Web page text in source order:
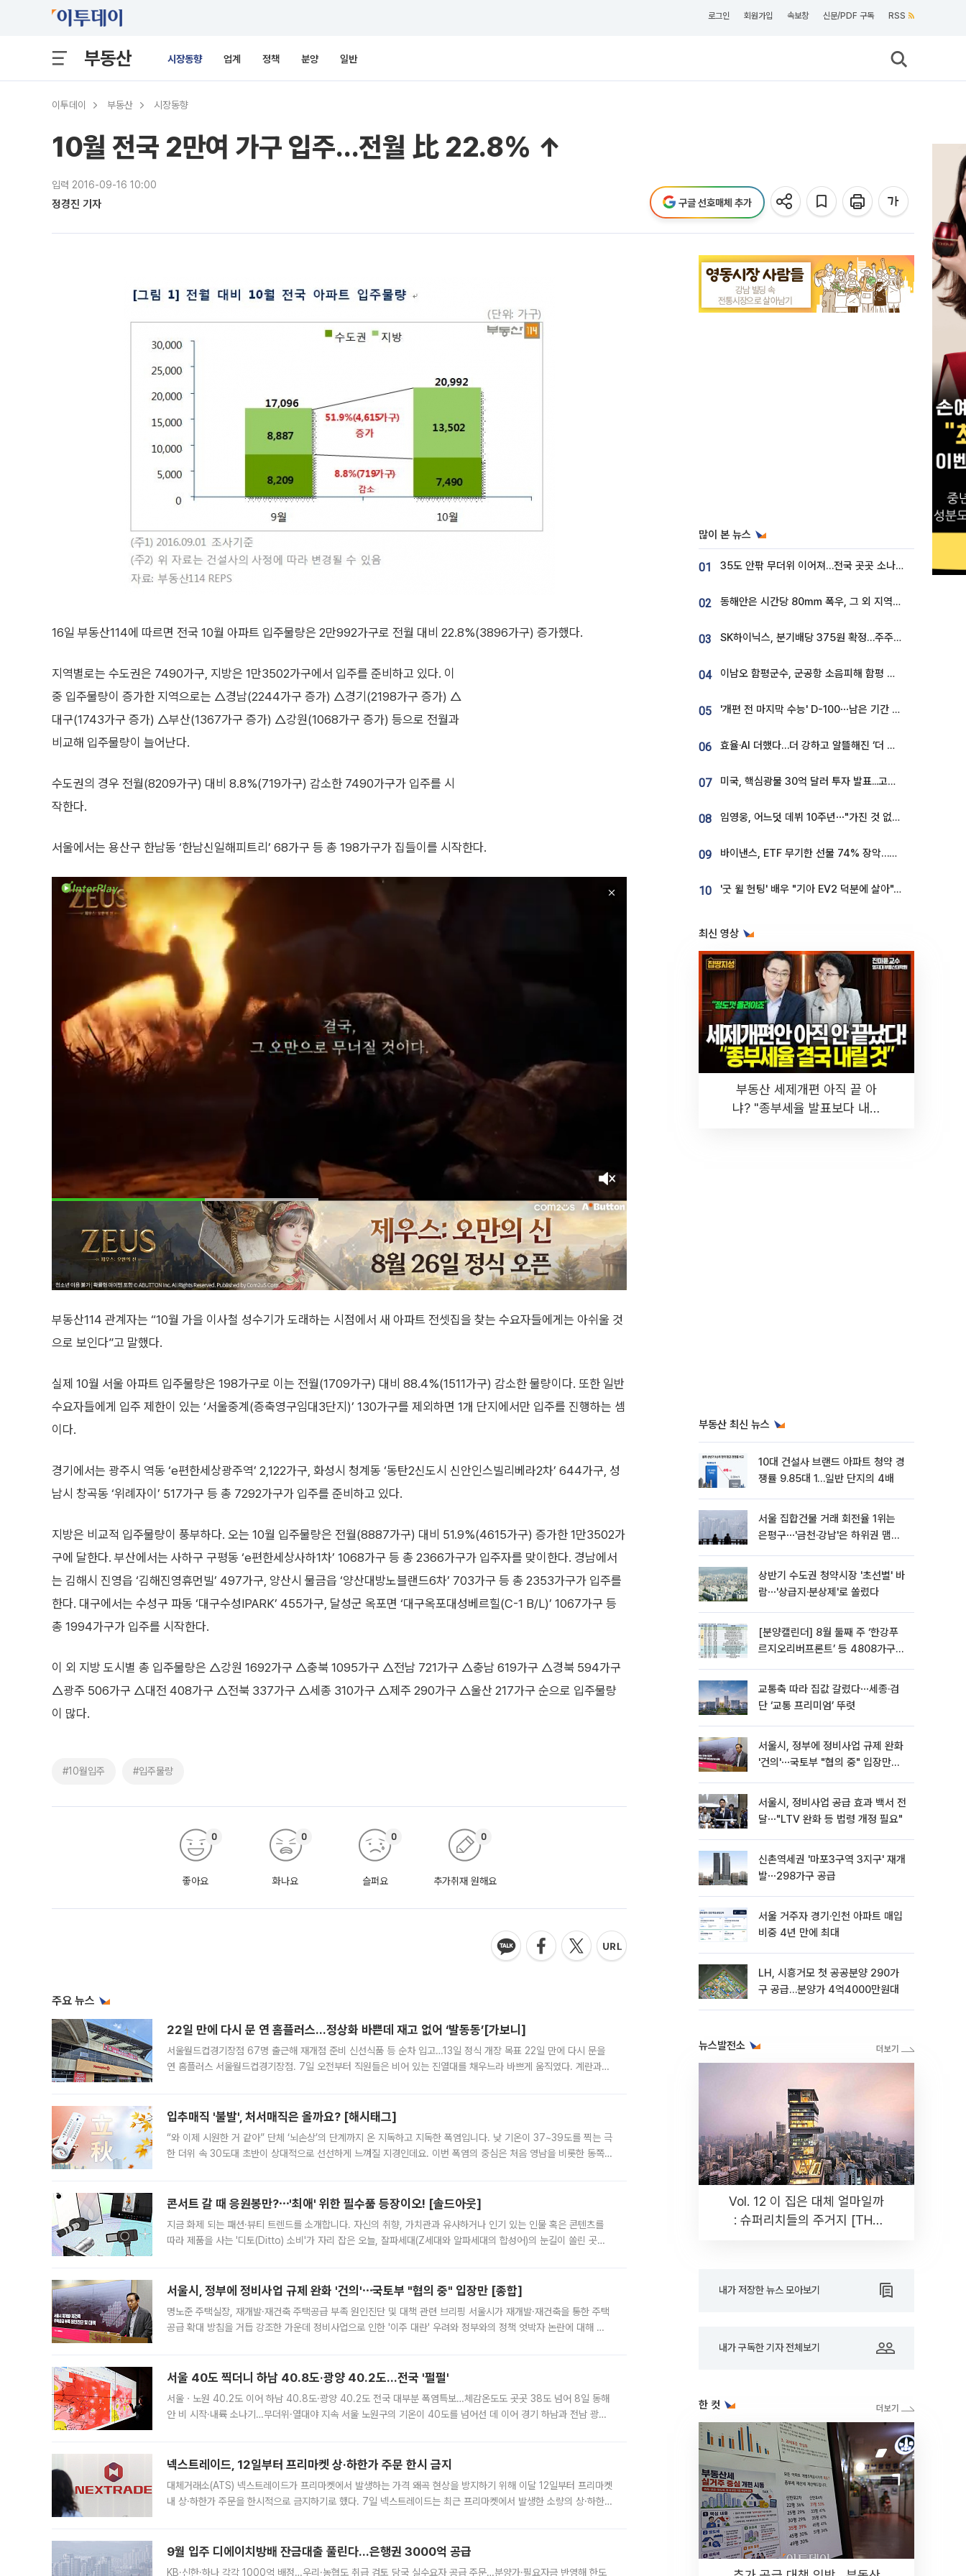
로그인 회원가입 속보창 신문/PDF 구독 RSS
부동산 시장동향 업계 정책 분양 일반
이투데이 부동산 시장동향
10월 전국 2만여 가구 입주…전월 比 22.8% ↑
입력 2016-09-16 10:00
정경진 기자 구글 선호매체 추가
16일 부동산114에 따르면 전국 10월 아파트 입주물량은 2만992가구로 전월 대비 22.8%(3896가구) 증가했다.
지역별로는 수도권은 7490가구, 지방은 1만3502가구에서 입주를 준비하고 있다. 이
중 입주물량이 증가한 지역으로는 △경남(2244가구 증가) △경기(2198가구 증가) △
대구(1743가구 증가) △부산(1367가구 증가) △강원(1068가구 증가) 등으로 전월과
비교해 입주물량이 늘어난다.
수도권의 경우 전월(8209가구) 대비 8.8%(719가구) 감소한 7490가구가 입주를 시
작한다.
서울에서는 용산구 한남동 ‘한남신일해피트리’ 68가구 등 총 198가구가 집들이를 시작한다.
부동산114 관계자는 “10월 가을 이사철 성수기가 도래하는 시점에서 새 아파트 전셋집을 찾는 수요자들에게는 아쉬울 것
으로 보인다”고 말했다.
실제 10월 서울 아파트 입주물량은 198가구로 이는 전월(1709가구) 대비 88.4%(1511가구) 감소한 물량이다. 또한 일반
수요자들에게 입주 제한이 있는 ‘서울중계(증축영구임대3단지)’ 130가구를 제외하면 1개 단지에서만 입주를 진행하는 셈
이다.
경기에서는 광주시 역동 ‘e편한세상광주역’ 2,122가구, 화성시 청계동 ‘동탄2신도시 신안인스빌리베라2차’ 644가구, 성
남시 창곡동 ‘위례자이’ 517가구 등 총 7292가구가 입주를 준비하고 있다.
지방은 비교적 입주물량이 풍부하다. 오는 10월 입주물량은 전월(8887가구) 대비 51.9%(4615가구) 증가한 1만3502가
구에 달한다. 부산에서는 사하구 구평동 ‘e편한세상사하1차’ 1068가구 등 총 2366가구가 입주자를 맞이한다. 경남에서
는 김해시 진영읍 ‘김해진영휴먼빌’ 497가구, 양산시 물금읍 ‘양산대방노블랜드6차’ 703가구 등 총 2353가구가 입주를
한다. 대구에서는 수성구 파동 ‘대구수성IPARK’ 455가구, 달성군 옥포면 ‘대구옥포대성베르힐(C-1 B/L)’ 1067가구 등
총 1994가구가 입주를 시작한다.
이 외 지방 도시별 총 입주물량은 △강원 1692가구 △충북 1095가구 △전남 721가구 △충남 619가구 △경북 594가구
△광주 506가구 △대전 408가구 △전북 337가구 △세종 310가구 △제주 290가구 △울산 217가구 순으로 입주물량
이 많다.
#10월입주 #입주물량
좋아요
0
화나요
0
슬퍼요
0
추가취재 원해요
0
주요 뉴스
22일 만에 다시 문 연 홈플러스…정상화 바쁜데 재고 없어 ‘발동동’[가보니]
서울월드컵경기장점 67명 출근해 재개점 준비 신선식품 등 순차 입고…13일 정식 개장 목표 22일 만에 다시 문을
연 홈플러스 서울월드컵경기장점. 7일 오전부터 직원들은 비어 있는 진열대를 채우느라 바쁘게 움직였다. 계란과
입추매직 '불발', 처서매직은 올까요? [해시태그]
“와 이제 시원한 거 같아” 단체 ‘뇌손상’의 단계까지 온 지독하고 지독한 폭염입니다. 낮 기온이 37~39도를 찍는 극
한 더위 속 30도대 초반이 상대적으로 선선하게 느껴질 지경인데요. 이번 폭염의 중심은 처음 영남을 비롯한 동쪽
콘서트 갈 때 응원봉만?⋯'최애' 위한 필수품 등장이오! [솔드아웃]
지금 화제 되는 패션·뷰티 트렌드를 소개합니다. 자신의 취향, 가치관과 유사하거나 인기 있는 인물 혹은 콘텐츠를
따라 제품을 사는 '디토(Ditto) 소비'가 자리 잡은 오늘, 잘파세대(Z세대와 알파세대의 합성어)의 눈길이 쏠린 곳은
서울시, 정부에 정비사업 규제 완화 '건의'⋯국토부 "협의 중" 입장만 [종합]
명노준 주택실장, 재개발·재건축 주택공급 부족 원인진단 및 대책 관련 브리핑 서울시가 재개발·재건축을 통한 주택
공급 확대 방침을 거듭 강조한 가운데 정비사업으로 인한 '이주 대란' 우려와 정부와의 정책 엇박자 논란에 대해 정
서울 40도 찍더니 하남 40.8도·광양 40.2도…전국 '펄펄'
서울ㆍ노원 40.2도 이어 하남 40.8도·광양 40.2도 전국 대부분 폭염특보…체감온도도 곳곳 38도 넘어 8일 동해
안 비 시작·내륙 소나기…무더위·열대야 지속 서울 노원구의 기온이 40도를 넘어선 데 이어 경기 하남과 전남 광양
넥스트레이드, 12일부터 프리마켓 상·하한가 주문 한시 금지
대체거래소(ATS) 넥스트레이드가 프리마켓에서 발생하는 가격 왜곡 현상을 방지하기 위해 이달 12일부터 프리마켓
내 상·하한가 주문을 한시적으로 금지하기로 했다. 7일 넥스트레이드는 최근 프리마켓에서 발생한 소량의 상·하한
9월 입주 디에이치방배 잔금대출 풀린다…은행권 3000억 공급
KB·신한·하나 각각 1000억 배정…우리·농협도 취급 검토 당국 실수요자 공급 주문…분양가·필요자금 반영해 한도
많이 본 뉴스
01 35도 안팎 무더위 이어져…전국 곳곳 소나기 [오늘 날씨]
02 동해안은 시간당 80㎜ 폭우, 그 외 지역은 폭염…‘극과 극 날씨’
03 SK하이닉스, 분기배당 375원 확정…주주환원책 9월로 앞당겨 발표
04 이남오 함평군수, 군공항 소음피해 함평 보상 요구
05 '개편 전 마지막 수능' D-100⋯남은 기간 성적 올릴 전략은
06 효율·AI 더했다…더 강하고 알뜰해진 ‘더 뉴 그랜저 하이브리드’ [ET의 모빌리티]
07 미국, 핵심광물 30억 달러 투자 발표...고려아연 대미투자 언급
08 임영웅, 어느덧 데뷔 10주년⋯"가진 것 없던 시절, 내 앞엔 20명의 팬뿐"
09 바이낸스, ETF 무기한 선물 74% 장악…한국 레버리지 ETF 거래 급증 [e가상자산]
10 '굿 윌 헌팅' 배우 "기아 EV2 덕분에 살아"…교통사고 후 안전성 극찬
최신 영상
부동산 세제개편 아직 끝 아
냐? "종부세율 발표보다 내릴
부동산 최신 뉴스
10대 건설사 브랜드 아파트 청약 경
쟁률 9.85대 1…일반 단지의 4배
서울 집합건물 거래 회전율 1위는
은평구⋯'금천·강남'은 하위권 맴돌
상반기 수도권 청약시장 '초선별' 바
람⋯'상급지·분상제'로 쏠렸다
[분양캘린더] 8월 둘째 주 ‘한강푸
르지오리버프론트’ 등 4808가구
교통축 따라 집값 갈렸다⋯세종·검
단 ‘교통 프리미엄’ 뚜렷
서울시, 정부에 정비사업 규제 완화
'건의'⋯국토부 "협의 중" 입장만
서울시, 정비사업 공급 효과 백서 전
달⋯"LTV 완화 등 법령 개정 필요"
신촌역세권 '마포3구역 3지구' 재개
발⋯298가구 공급
서울 거주자 경기·인천 아파트 매입
비중 4년 만에 최대
LH, 시흥거모 첫 공공분양 290가
구 공급…분양가 4억4000만원대
뉴스발전소
Vol. 12 이 집은 대체 얼마일까
: 슈퍼리치들의 주거지 [THE
내가 저장한 뉴스 모아보기
내가 구독한 기자 전체보기
한 컷